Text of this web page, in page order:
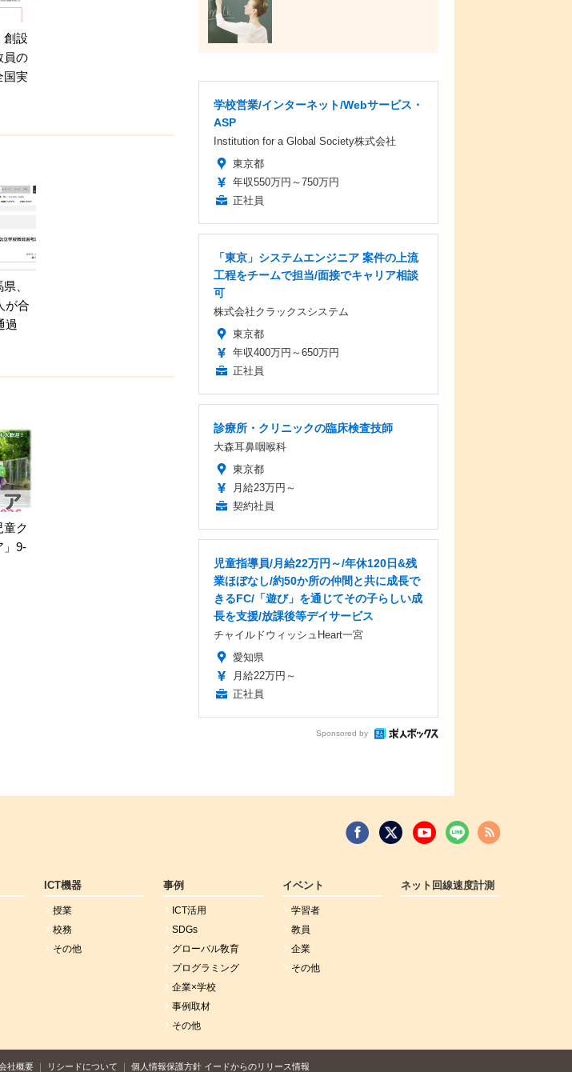
創設
員の
国実
、
が合
過
童ク
」9-
学校営業/インターネット/Webサービス・
ASP
Institution for a Global Society株式会社
東京都
年収550万円～750万円
正社員
「東京」システムエンジニア 案件の上流
工程をチームで担当/面接でキャリア相談
可
株式会社クラックスシステム
東京都
年収400万円～650万円
正社員
診療所・クリニックの臨床検査技師
大森耳鼻咽喉科
東京都
月給23万円～
契約社員
児童指導員/月給22万円～/年休120日&残
業ほぼなし/約50か所の仲間と共に成長で
きるFC/「遊び」を通じてその子らしい成
長を支援/放課後等デイサービス
チャイルドウィッシュHeart一宮
愛知県
月給22万円～
正社員
Sponsored by
ICT機器
授業
校務
その他
事例
ICT活用
SDGs
グローバル敎育
プログラミング
企業×学校
事例取材
その他
イベント
学習者
教員
企業
その他
ネット回線速度計測
社概要 リシードについて 個人情報保護方針 イードからのリリース情報